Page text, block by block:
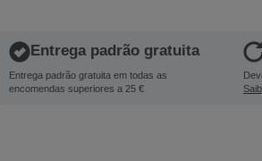
Entrega padrão gratuita
Entrega padrão gratuita em todas as
encomendas superiores a 25 €